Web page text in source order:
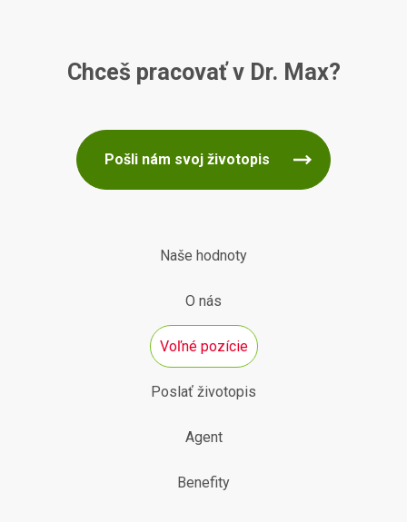
Chceš pracovať v Dr. Max?
Pošli nám svoj životopis
Naše hodnoty
O nás
Voľné pozície
Poslať životopis
Agent
Benefity